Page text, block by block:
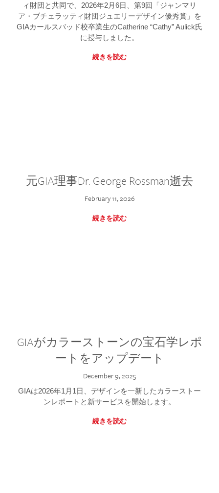
ィ財団と共同で、2026年2月6日、第9回「ジャンマリ
ア・ブチェラッティ財団ジュエリーデザイン優秀賞」を
GIAカールスバッド校卒業生のCatherine “Cathy” Aulick氏
に授与しました。
続きを読む
元GIA理事Dr. George Rossman逝去
February 11, 2026
続きを読む
GIAがカラーストーンの宝石学レポ
ートをアップデート
December 9, 2025
GIAは2026年1月1日、デザインを一新したカラーストー
ンレポートと新サービスを開始します。
続きを読む